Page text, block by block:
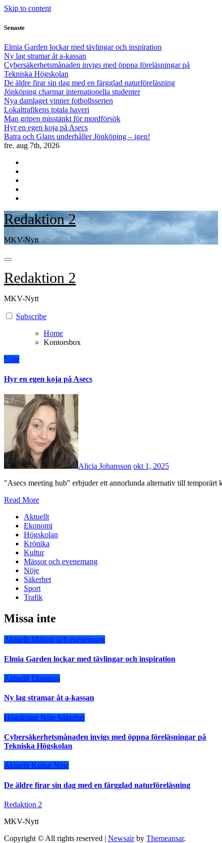
Skip to content
Senaste
Elmia Garden lockar med tävlingar och inspiration
Ny lag stramar åt a-kassan
Cybersäkerhetsmånaden invigs med öppna föreläsningar på
Tekniska Högskolan
De äldre firar sin dag med en färgglad naturföreläsning
Jönköping charmar internationella studenter
Nya damlaget vinner fotbollsserien
Lokaltrafikens totala haveri
Man gripen misstänkt för mordförsök
Hyr en egen koja på Asecs
Batra och Glans underhåller Jönköping – igen!
fre. aug 7th, 2026
Redaktion 2
MKV-Nytt
Redaktion 2
MKV-Nytt
Subscribe
Home
Kontorsbox
Nöje
Hyr en egen koja på Asecs
Alicia Johansson okt 1, 2025
"Asecs meeting hub" erbjuder ett annorlunda alternativ till temporärt
Read More
Aktuellt
Ekonomi
Högskolan
Krönika
Kultur
Mässor och evenemang
Nöje
Säkerhet
Sport
Trafik
Missa inte
Aktuellt Mässor och evenemang
Elmia Garden lockar med tävlingar och inspiration
Aktuellt Ekonomi
Ny lag stramar åt a-kassan
Högskolan Nöje Säkerhet
Cybersäkerhetsmånaden invigs med öppna föreläsningar på
Tekniska Högskolan
Aktuellt Kultur Nöje
De äldre firar sin dag med en färgglad naturföreläsning
Redaktion 2
MKV-Nytt
Copyright © All rights reserved | Newsairby Themeansar.